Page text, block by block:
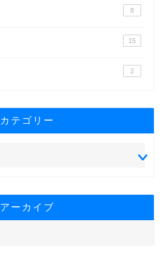
8
15
2
カテゴリー
アーカイブ